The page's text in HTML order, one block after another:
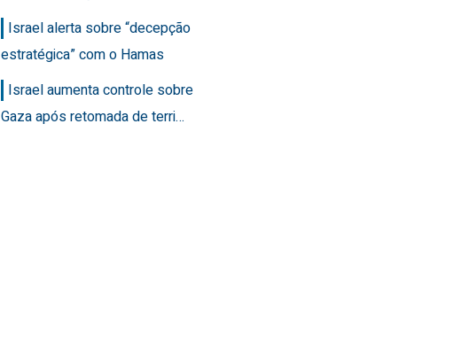
Israel alerta sobre “decepção
estratégica” com o Hamas
Israel aumenta controle sobre
Gaza após retomada de terri…